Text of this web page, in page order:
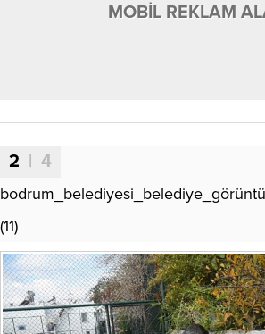
MOBİL REKLAM
2 | 4
(11)